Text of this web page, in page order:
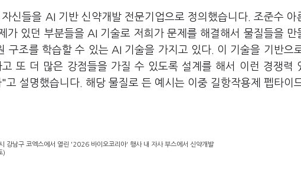
신들을 AI 기반 신약개발 전문기업으로 정의했습니다. 조준수 아
가 있던 부분들을 AI 기술로 저희가 문제를 해결해서 물질들을 만
구조를 학습할 수 있는 AI 기술을 가지고 있다. 이 기술을 기반으
또 더 많은 강점들을 가질 수 있도록 설계를 해서 이런 경쟁력
설명했습니다. 해당 물질로 든 예시는 이중 길항작용제 펩타이
강남구 코엑스에서 열린 '2026 바이오코리아' 행사 내 자사 부스에서 신약개발
)